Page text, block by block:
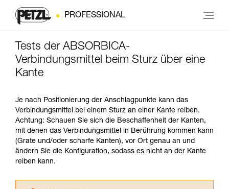
PROFESSIONAL
Tests der ABSORBICA-
Verbindungsmittel beim Sturz über eine
Kante
Je nach Positionierung der Anschlagpunkte kann das
Verbindungsmittel bei einem Sturz an einer Kante reiben.
Achtung: Schauen Sie sich die Beschaffenheit der Kanten,
mit denen das Verbindungsmittel in Berührung kommen kann
(Grate und/oder scharfe Kanten), vor Ort genau an und
ändern Sie die Konfiguration, sodass es nicht an der Kante
reiben kann.